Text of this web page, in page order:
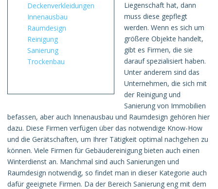
Deckenverkleidungen
Innenausbau
Raumdesign
Reinigung
Sanierung
Trockenbau
Liegenschaft hat, dann
muss diese gepflegt
werden. Wenn es sich um
größere Objekte handelt,
gibt es Firmen, die sie
darauf spezialisiert haben.
Unter anderem sind das
Unternehmen, die sich mit
der Reinigung und
Sanierung von Immobilien
befassen, aber auch Innenausbau und Raumdesign gehören hier
dazu. Diese Firmen verfügen über das notwendige Know-How
und die Gerätschaften, um Ihrer Tätigkeit optimal nachgehen zu
können. Viele Firmen für Gebäudereinigung bieten auch einen
Winterdienst an. Manchmal sind auch Sanierungen und
Raumdesign notwendig, so findet man in dieser Kategorie auch
dafür geeignete Firmen. Da der Bereich Sanierung eng mit dem